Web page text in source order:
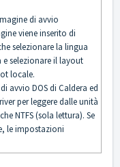
di avvio
viene inserito di
selezionare la lingua
e selezionare il layout
locale.
avvio DOS di Caldera ed
per leggere dalle unità
NTFS (sola lettura). Se
le impostazioni